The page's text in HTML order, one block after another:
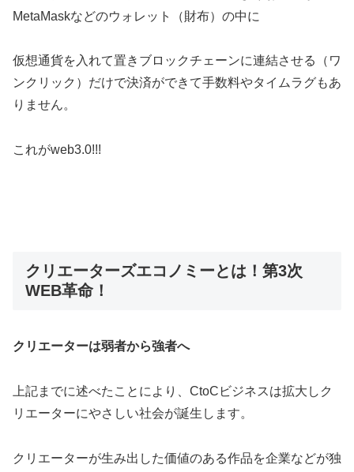
MetaMaskなどのウォレット（財布）の中に
仮想通貨を入れて置きブロックチェーンに連結させる（ワ
ンクリック）だけで決済ができて手数料やタイムラグもあ
りません。
これがweb3.0!!!
クリエーターズエコノミーとは！第3次
WEB革命！
クリエーターは弱者から強者へ
上記までに述べたことにより、CtoCビジネスは拡大しク
リエーターにやさしい社会が誕生します。
クリエーターが生み出した価値のある作品を企業などが独